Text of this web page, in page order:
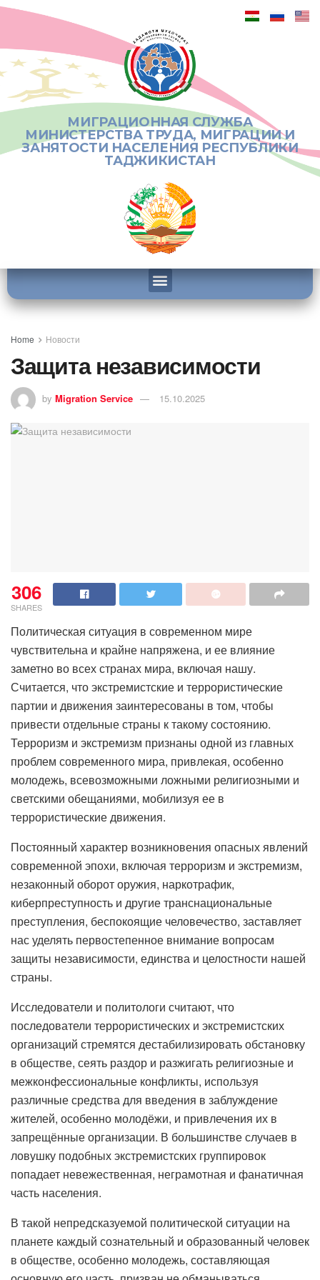
МИГРАЦИОННАЯ СЛУЖБА
МИНИСТЕРСТВА ТРУДА, МИГРАЦИИ И
ЗАНЯТОСТИ НАСЕЛЕНИЯ РЕСПУБЛИКИ
ТАДЖИКИСТАН
Home Новости
Защита независимости
by Migration Service 15.10.2025
306
SHARES
Политическая ситуация в современном мире
чувствительна и крайне напряжена, и ее влияние
заметно во всех странах мира, включая нашу.
Считается, что экстремистские и террористические
партии и движения заинтересованы в том, чтобы
привести отдельные страны к такому состоянию.
Терроризм и экстремизм признаны одной из главных
проблем современного мира, привлекая, особенно
молодежь, всевозможными ложными религиозными и
светскими обещаниями, мобилизуя ее в
террористические движения.
Постоянный характер возникновения опасных явлений
современной эпохи, включая терроризм и экстремизм,
незаконный оборот оружия, наркотрафик,
киберпреступность и другие транснациональные
преступления, беспокоящие человечество, заставляет
нас уделять первостепенное внимание вопросам
защиты независимости, единства и целостности нашей
страны.
Исследователи и политологи считают, что
последователи террористических и экстремистских
организаций стремятся дестабилизировать обстановку
в обществе, сеять раздор и разжигать религиозные и
межконфессиональные конфликты, используя
различные средства для введения в заблуждение
жителей, особенно молодёжи, и привлечения их в
запрещённые организации. В большинстве случаев в
ловушку подобных экстремистских группировок
попадает невежественная, неграмотная и фанатичная
часть населения.
В такой непредсказуемой политической ситуации на
планете каждый сознательный и образованный человек
в обществе, особенно молодежь, составляющая